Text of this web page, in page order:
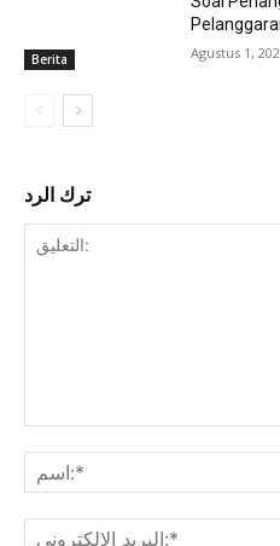
Berita Agustus 1,
ترك الرد